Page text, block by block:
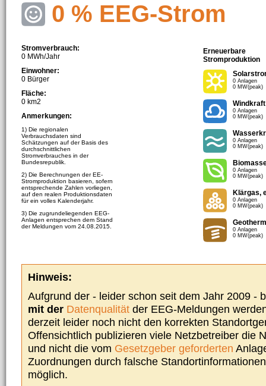
0 % EEG-Strom
Stromverbrauch:
0 MWh/Jahr
Einwohner:
0 Bürger
Fläche:
0 km2
Anmerkungen:
1) Die regionalen
Verbrauchsdaten sind
Schätzungen auf der Basis des
durchschnittlichen
Stromverbrauches in der
Bundesrepublik.
2) Die Berechnungen der EE-
Stromproduktion basieren, sofern
entsprechende Zahlen vorliegen,
auf den realen Produktionsdaten
für ein volles Kalenderjahr.
3) Die zugrundeliegenden EEG-
Anlagen entsprechen dem Stand
der Meldungen vom 24.08.2015.
Erneuerbare
Stromproduktion
0 Anlagen
0 MW(peak)
Windkraft
0 Anlagen
0 MW(peak)
0 Anlagen
0 MW(peak)
0 Anlagen
0 MW(peak)
Klärgas,
0 Anlagen
0 MW(peak)
0 Anlagen
0 MW(peak)
Hinweis:
Aufgrund der - leider schon seit dem Jahr 2009 -
mit der Datenqualität der EEG-Meldungen
derzeit leider noch nicht den korrekten
Offensichtlich publizieren viele Netzbetreiber die
und nicht die vom Gesetzgeber geforderten
Zuordnungen durch falsche
möglich.